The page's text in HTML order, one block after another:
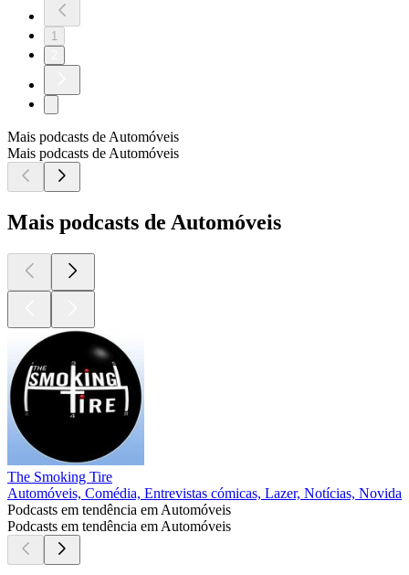
1
Mais podcasts de Automóveis
Mais podcasts de Automóveis
Mais podcasts de Automóveis
The Smoking Tire
Automóveis, Comédia, Entrevistas cómicas, Lazer, Notícias,
Podcasts em tendência em Automóveis
Podcasts em tendência em Automóveis